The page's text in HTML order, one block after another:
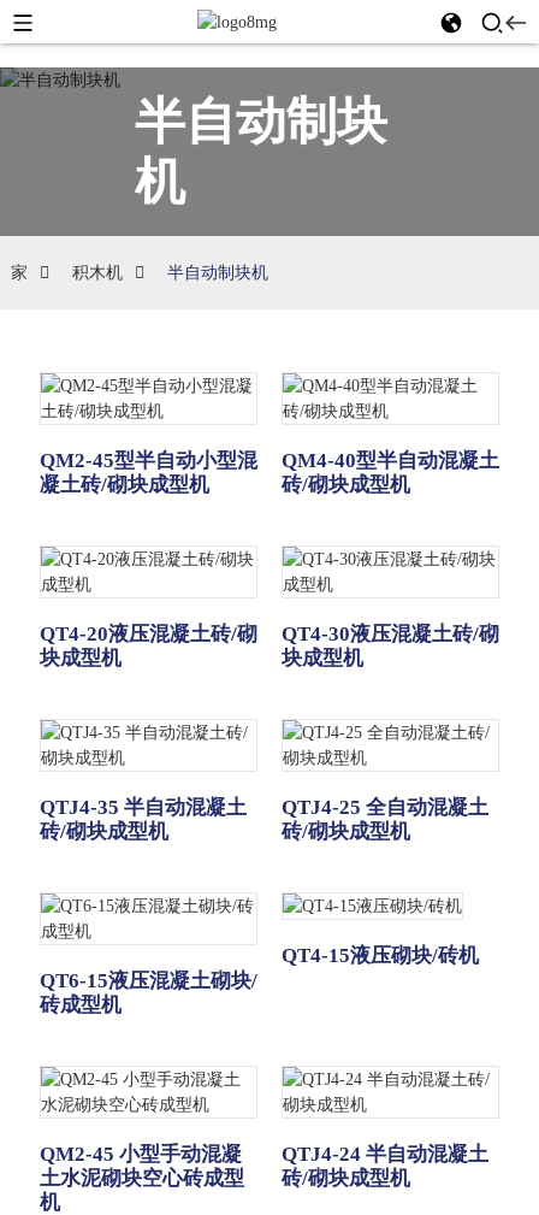
半自动制块
机
家 积木机 半自动制块机
QM2-45型半自动小型混
凝土砖/砌块成型机
QM4-40型半自动混凝土
砖/砌块成型机
QT4-20液压混凝土砖/砌
块成型机
QT4-30液压混凝土砖/砌
块成型机
QTJ4-35 半自动混凝土
砖/砌块成型机
QTJ4-25 全自动混凝土
砖/砌块成型机
QT6-15液压混凝土砌块/
砖成型机
QT4-15液压砌块/砖机
QM2-45 小型手动混凝
土水泥砌块空心砖成型
机
QTJ4-24 半自动混凝土
砖/砌块成型机